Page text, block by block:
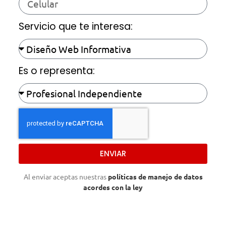
Servicio que te interesa:
Es o representa:
ENVIAR
Al enviar aceptas nuestras políticas de manejo de datos
acordes con la ley